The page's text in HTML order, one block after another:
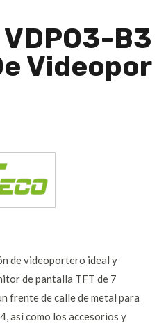
VDPO3-B3
Videopor
de videoportero ideal y
de pantalla TFT de 7
frente de calle de metal para
así como los accesorios y